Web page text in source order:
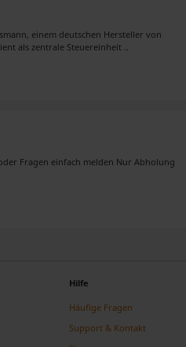
einem deutschen Hersteller von
als zentrale Steuereinheit ..
Fragen einfach melden Nur Abholung
Hilfe
Häufige Fragen
Support & Kontakt